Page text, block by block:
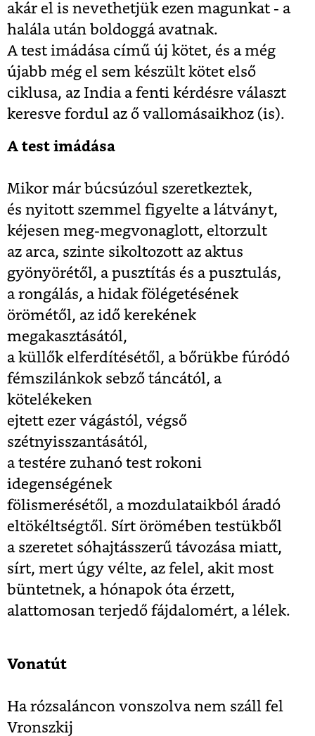
akár el is nevethetjük ezen magunkat - a
halála után boldoggá avatnak.
A test imádása című új kötet, és a még
újabb még el sem készült kötet első
ciklusa, az India a fenti kérdésre választ
keresve fordul az ő vallomásaikhoz (is).
A test imádása
Mikor már búcsúzóul szeretkeztek,
és nyitott szemmel figyelte a látványt,
kéjesen meg-megvonaglott, eltorzult
az arca, szinte sikoltozott az aktus
gyönyörétől, a pusztítás és a pusztulás,
a rongálás, a hidak fölégetésének
örömétől, az idő kerekének
megakasztásától,
a küllők elferdítésétől, a bőrükbe fúródó
fémszilánkok sebző táncától, a
kötelékeken
ejtett ezer vágástól, végső
szétnyisszantásától,
a testére zuhanó test rokoni
idegenségének
fölismerésétől, a mozdulataikból áradó
eltökéltségtől. Sírt örömében testükből
a szeretet sóhajtásszerű távozása miatt,
sírt, mert úgy vélte, az felel, akit most
büntetnek, a hónapok óta érzett,
alattomosan terjedő fájdalomért, a lélek.
Vonatút
Ha rózsaláncon vonszolva nem száll fel
Vronszkij